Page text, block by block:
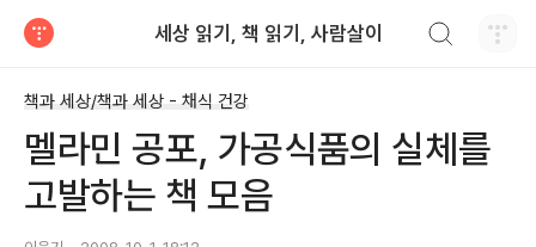
세상 읽기, 책 읽기, 사람살이
책과 세상/책과 세상 - 채식 건강
멜라민 공포, 가공식품의 실체를
고발하는 책 모음